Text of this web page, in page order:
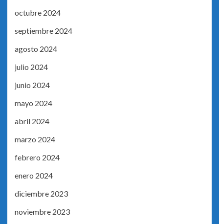
octubre 2024
septiembre 2024
agosto 2024
julio 2024
junio 2024
mayo 2024
abril 2024
marzo 2024
febrero 2024
enero 2024
diciembre 2023
noviembre 2023